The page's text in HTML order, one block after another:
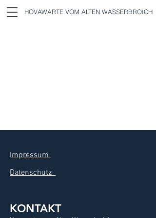
HOVAWARTE VOM ALTEN WASSERBROICH
Impressum
Datenschutz
KONTAKT